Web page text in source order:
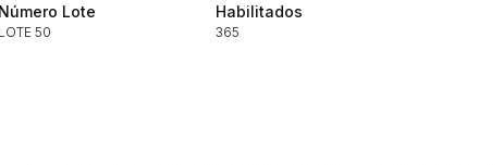
Número Lote
LOTE 50
Habilitados
365